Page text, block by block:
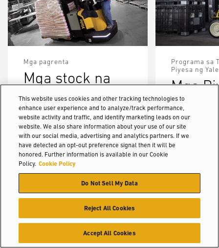
Mga pagrenta
Mga stock na
unit para sa
agarang
pagrenta
Maraming modelo ng lift trak ang
aming network ng mga dealer sa
buong bansa na mauupahan agad.
Programa sa
Piyesa ng Yale
Mga
iyong
Panatilihing
disenyo ang
karamihan ng
This website uses cookies and other tracking technologies to
enhance user experience and to analyze/track performance,
website activity and traffic, and identify marketing leads on our
website. We also share information about your use of our site
with our social media, advertising and analytics partners. If we
have detected an opt-out preference signal then it will be
honored. Further information is available in our Cookie
Policy. Cookie Policy
Do Not Sell My Data
Reject All Cookies
Accept All Cookies